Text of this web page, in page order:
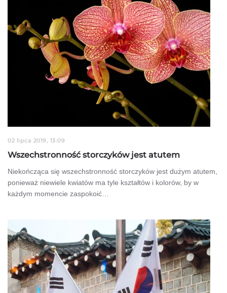
02 lipca 2019, 13:09
Wszechstronność storczyków jest atutem
Niekończąca się wszechstronność storczyków jest dużym atutem,
ponieważ niewiele kwiatów ma tyle kształtów i kolorów, by w
każdym momencie zaspokoić…